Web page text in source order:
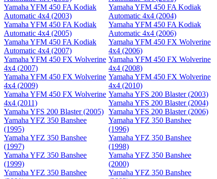
Yamaha YFM 450 FA Kodiak
Automatic 4x4 (2003)
Yamaha YFM 450 FA Kodiak
Automatic 4x4 (2004)
Yamaha YFM 450 FA Kodiak
Automatic 4x4 (2005)
Yamaha YFM 450 FA Kodiak
Automatic 4x4 (2006)
Yamaha YFM 450 FA Kodiak
Automatic 4x4 (2007)
Yamaha YFM 450 FX Wolverine
4x4 (2006)
Yamaha YFM 450 FX Wolverine
4x4 (2007)
Yamaha YFM 450 FX Wolverine
4x4 (2008)
Yamaha YFM 450 FX Wolverine
4x4 (2009)
Yamaha YFM 450 FX Wolverine
4x4 (2010)
Yamaha YFM 450 FX Wolverine
4x4 (2011)
Yamaha YFS 200 Blaster (2003)
Yamaha YFS 200 Blaster (2004)
Yamaha YFS 200 Blaster (2005) Yamaha YFS 200 Blaster (2006)
Yamaha YFZ 350 Banshee
(1995)
Yamaha YFZ 350 Banshee
(1996)
Yamaha YFZ 350 Banshee
(1997)
Yamaha YFZ 350 Banshee
(1998)
Yamaha YFZ 350 Banshee
(1999)
Yamaha YFZ 350 Banshee
(2000)
Yamaha YFZ 350 Banshee
Yamaha YFZ 350 Banshee